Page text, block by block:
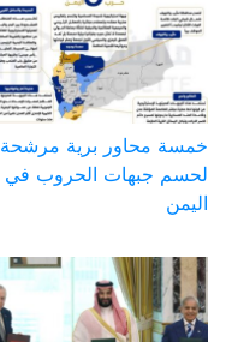
خمسة محاور برية مرشحة
لحسم جبهات الحروب في
اليمن